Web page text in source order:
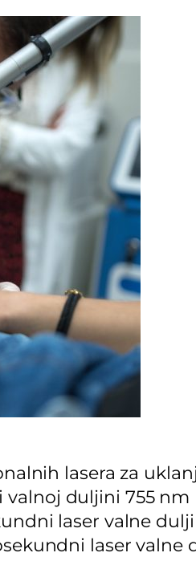
lasera za
duljini 755
laser valne
laser valne